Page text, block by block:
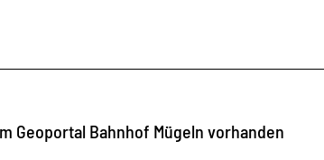
Geoportal Bahnhof Mügeln vorhanden